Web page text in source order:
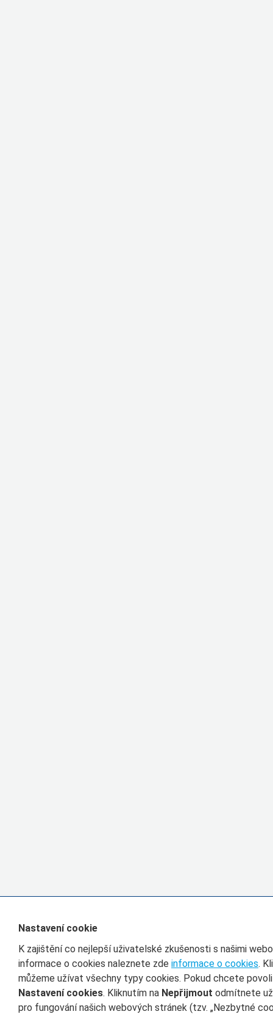
Nastavení cookie
K zajištění co nejlepší uživatelské zkušenosti s našimi
informace o cookies naleznete zde informace o cookies.
můžeme užívat všechny typy cookies. Pokud chcete
Nastavení cookies. Kliknutím na Nepřijmout odmítnete
pro fungování našich webových stránek (tzv. „Nezbytné